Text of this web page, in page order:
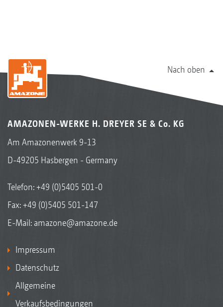
Nach oben
AMAZONEN-WERKE H. DREYER SE & Co. KG
Am Amazonenwerk 9-13
D-49205 Hasbergen - Germany
Telefon:+49 (0)5405 501-0
Fax: +49 (0)5405 501-147
E-Mail: amazone@amazone.de
Impressum
Datenschutz
Allgemeine
Verkaufsbedingungen